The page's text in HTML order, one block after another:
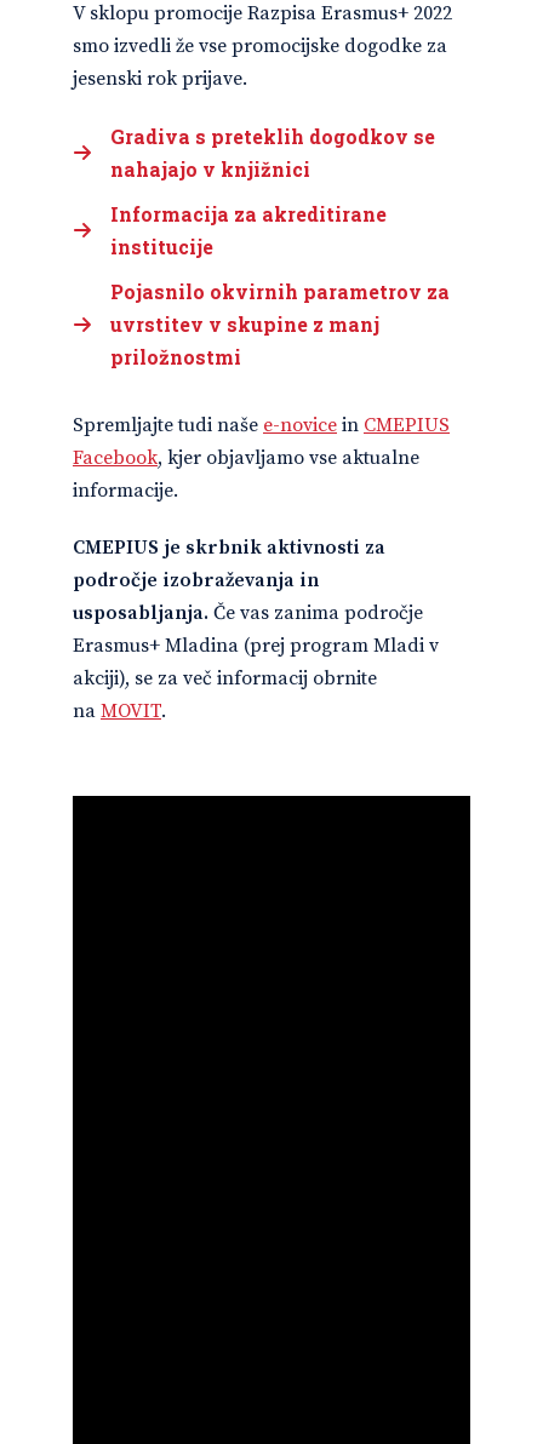
V sklopu promocije Razpisa Erasmus+ 2022
smo izvedli že vse promocijske dogodke za
jesenski rok prijave.
Gradiva s preteklih dogodkov se
nahajajo v knjižnici
Informacija za akreditirane
institucije
Pojasnilo okvirnih parametrov za
uvrstitev v skupine z manj
priložnostmi
Spremljajte tudi naše e-novice in CMEPIUS
Facebook, kjer objavljamo vse aktualne
informacije.
CMEPIUS je skrbnik aktivnosti za
področje izobraževanja in
usposabljanja. Če vas zanima področje
Erasmus+ Mladina (prej program Mladi v
akciji), se za več informacij obrnite
na MOVIT.